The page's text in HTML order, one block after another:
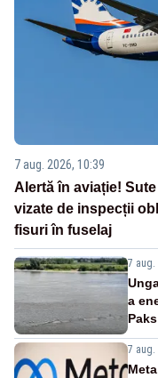
7 aug. 2026, 10:39
Alertă în aviație!
vizate de inspecții
fisuri în fuselaj
7 aug.
a
7 aug.